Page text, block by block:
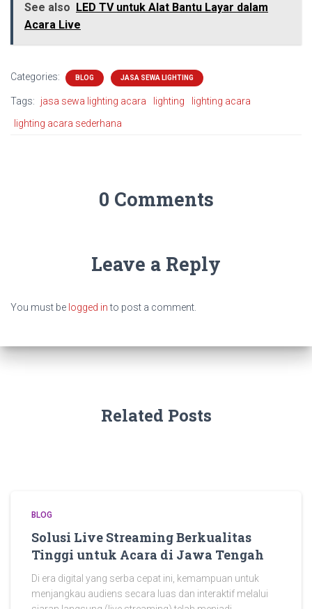
See also
LED TV untuk Alat Bantu Layar dalam
Acara Live
Categories: BLOG JASA SEWA LIGHTING
Tags: jasa sewa lighting acara lighting
lighting acara
lighting acara sederhana
0 Comments
Leave a Reply
You must be logged into post a comment.
Related Posts
BLOG
Solusi Live Streaming Berkualitas
Tinggi untuk Acara di Jawa Tengah
Di era digital yang serba cepat ini, kemampuan untuk
menjangkau audiens secara luas dan interaktif melalui